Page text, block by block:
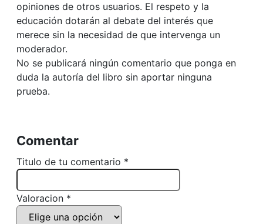
opiniones de otros usuarios. El respeto y la
educación dotarán al debate del interés que
merece sin la necesidad de que intervenga un
moderador.
No se publicará ningún comentario que ponga en
duda la autoría del libro sin aportar ninguna
prueba.
Comentar
Titulo de tu comentario *
Valoracion *